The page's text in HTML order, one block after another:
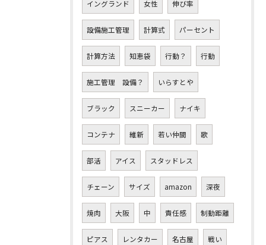
イングランド 女性 伸び率
設備施工管理 計算式 パーセント
計算方法 知恵袋 行動？ 行動
施工管理 設備？ いらすとや
ブラック スニーカー ナイキ
コンテナ 維新 若い仲間 歌
部活 アイス スタッドレス
チェーン サイズ amazon 深夜
焼肉 大阪 中 責任感 制動距離
ピアス レンタカー 名古屋 戦い